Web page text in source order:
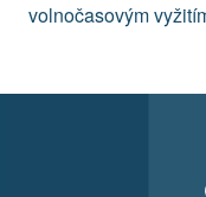
volnočasovým